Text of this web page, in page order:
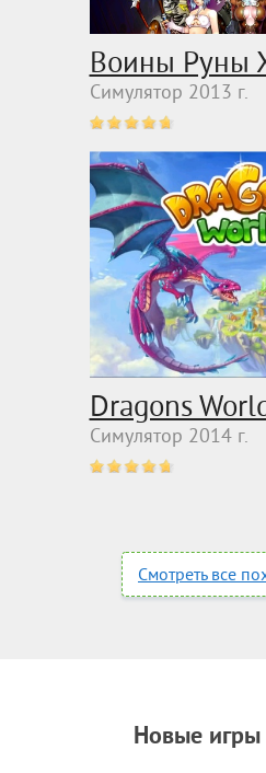
Воины Руны
Симулятор 2013 г.
Dragons
Симулятор 2014 г.
Смотреть все
Новые игры